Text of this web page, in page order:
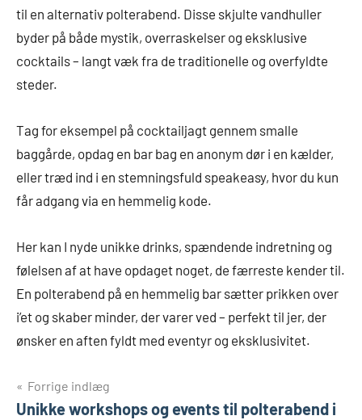
til en alternativ polterabend. Disse skjulte vandhuller
byder på både mystik, overraskelser og eksklusive
cocktails – langt væk fra de traditionelle og overfyldte
steder.
Tag for eksempel på cocktailjagt gennem smalle
baggårde, opdag en bar bag en anonym dør i en kælder,
eller træd ind i en stemningsfuld speakeasy, hvor du kun
får adgang via en hemmelig kode.
Her kan I nyde unikke drinks, spændende indretning og
følelsen af at have opdaget noget, de færreste kender til.
En polterabend på en hemmelig bar sætter prikken over
i’et og skaber minder, der varer ved – perfekt til jer, der
ønsker en aften fyldt med eventyr og eksklusivitet.
Indlægsnavigation
Forrige indlæg
Unikke workshops og events til polterabend i